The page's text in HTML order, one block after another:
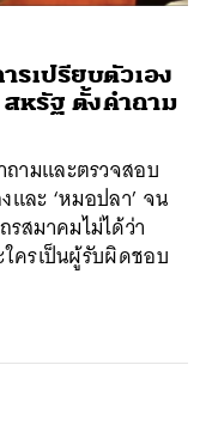
เปรียบตัวเอง
หรัฐ ตั้งคำถาม
ามและตรวจสอบ
ละ ‘หมอปลา’ จน
สมาคมไม่ได้ว่า
ครเป็นผู้รับผิดชอบ